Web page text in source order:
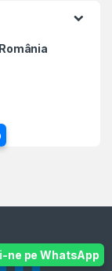
ne pe WhatsApp